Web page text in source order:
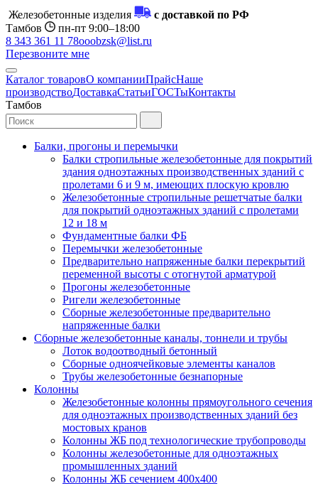
Железобетонные изделия
с доставкой по РФ
Тамбов
пн-пт 9:00–18:00
8 343 361 11 78ooobzsk@list.ru
Перезвоните мне
Каталог товаровО компанииПрайсНаше
производствоДоставкаСтатьиГОСТыКонтакты
Тамбов
Балки, прогоны и перемычки
Балки стропильные железобетонные для покрытий
здания одноэтажных производственных зданий с
пролетами 6 и 9 м, имеющих плоскую кровлю
Железобетонные стропильные решетчатые балки
для покрытий одноэтажных зданий с пролетами
12 и 18 м
Фундаментные балки ФБ
Перемычки железобетонные
Предварительно напряженные балки перекрытий
переменной высоты с отогнутой арматурой
Прогоны железобетонные
Ригели железобетонные
Сборные железобетонные предварительно
напряженные балки
Сборные железобетонные каналы, тоннели и трубы
Лоток водоотводный бетонный
Сборные одноячейковые элементы каналов
Трубы железобетонные безнапорные
Колонны
Железобетонные колонны прямоугольного сечения
для одноэтажных производственных зданий без
мостовых кранов
Колонны ЖБ под технологические трубопроводы
Колонны железобетонные для одноэтажных
промышленных зданий
Колонны ЖБ сечением 400х400